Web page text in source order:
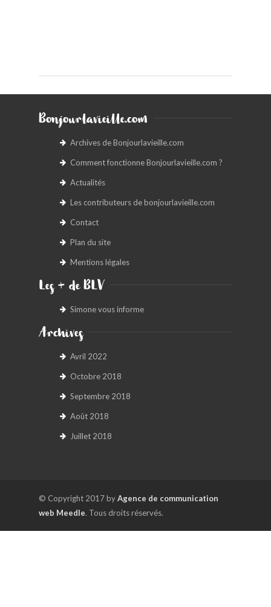
Bonjourlavieille.com
Archives de Bonjourlavieille.com
Comment fonctionne Bonjourlavieille.com ?
Actualités
Les contributeurs de bonjourlavieille.com
Contact
Plan du site
Mentions légales
Les + de BLV
Simone vous informe
Archives
Avril 2022
Octobre 2018
Septembre 2018
Août 2018
Juillet 2018
© Copyright 2017 byAgence de communication
web Meedle. Tous droits réservés.